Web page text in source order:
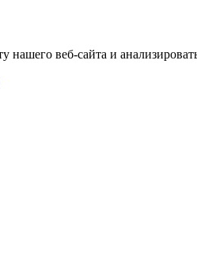
веб-сайта и